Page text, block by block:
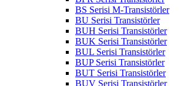
BS Serisi M-Transistörler
BU Serisi Transistörler
BUH Serisi Transistörler
BUK Serisi Transistörler
BUL Serisi Transistörler
BUP Serisi Transistörler
BUT Serisi Transistörler
BUV Serisi Transistörler